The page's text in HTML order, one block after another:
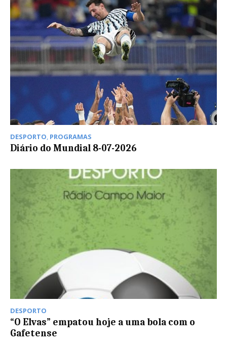
DESPORTO, PROGRAMAS
Diário do Mundial 8-07-2026
DESPORTO
“O Elvas” empatou hoje a uma bola com o
Gafetense